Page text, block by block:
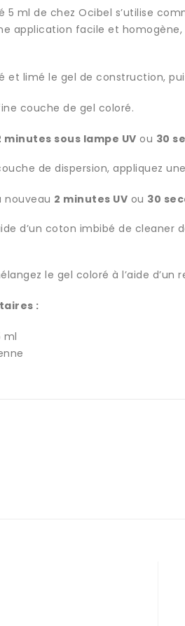
5 ml de chez Ocibel s’utilise
application facile et
et limé le gel de construction,
couche de gel coloré.
minutes sous lampe UV ou 30
de dispersion, appliquez
nouveau 2 minutes UV ou 30
d’un coton imbibé de cleaner
le gel coloré à l’aide
:
ml